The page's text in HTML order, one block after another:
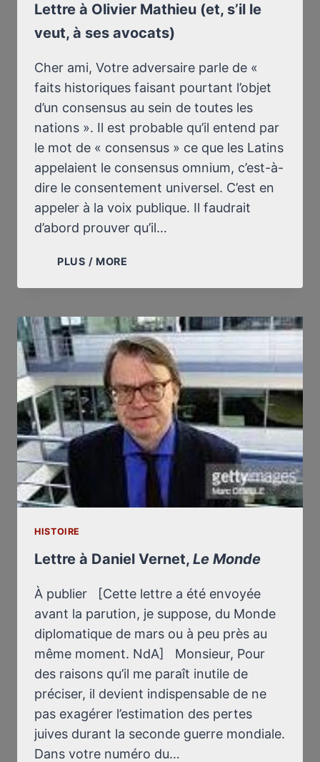
Lettre à Olivier Mathieu (et, s’il le
veut, à ses avocats)
Cher ami, Votre adversaire parle de «
faits historiques faisant pourtant l’objet
d’un consensus au sein de toutes les
nations ». Il est probable qu’il entend par
le mot de « consensus » ce que les Latins
appelaient le consensus omnium, c’est-à-
dire le consentement universel. C’est en
appeler à la voix publique. Il faudrait
d’abord prouver qu’il…
PLUS / MORE
OLIVIER
(ET,
S’IL
LE
VEUT,
À
SES
AVOCATS)
HISTOIRE
Lettre à Daniel Vernet, Le Monde
À publier [Cette lettre a été envoyée
avant la parution, je suppose, du Monde
diplomatique de mars ou à peu près au
même moment. NdA] Monsieur, Pour
des raisons qu’il me paraît inutile de
préciser, il devient indispensable de ne
pas exagérer l’estimation des pertes
juives durant la seconde guerre mondiale.
Dans votre numéro du…